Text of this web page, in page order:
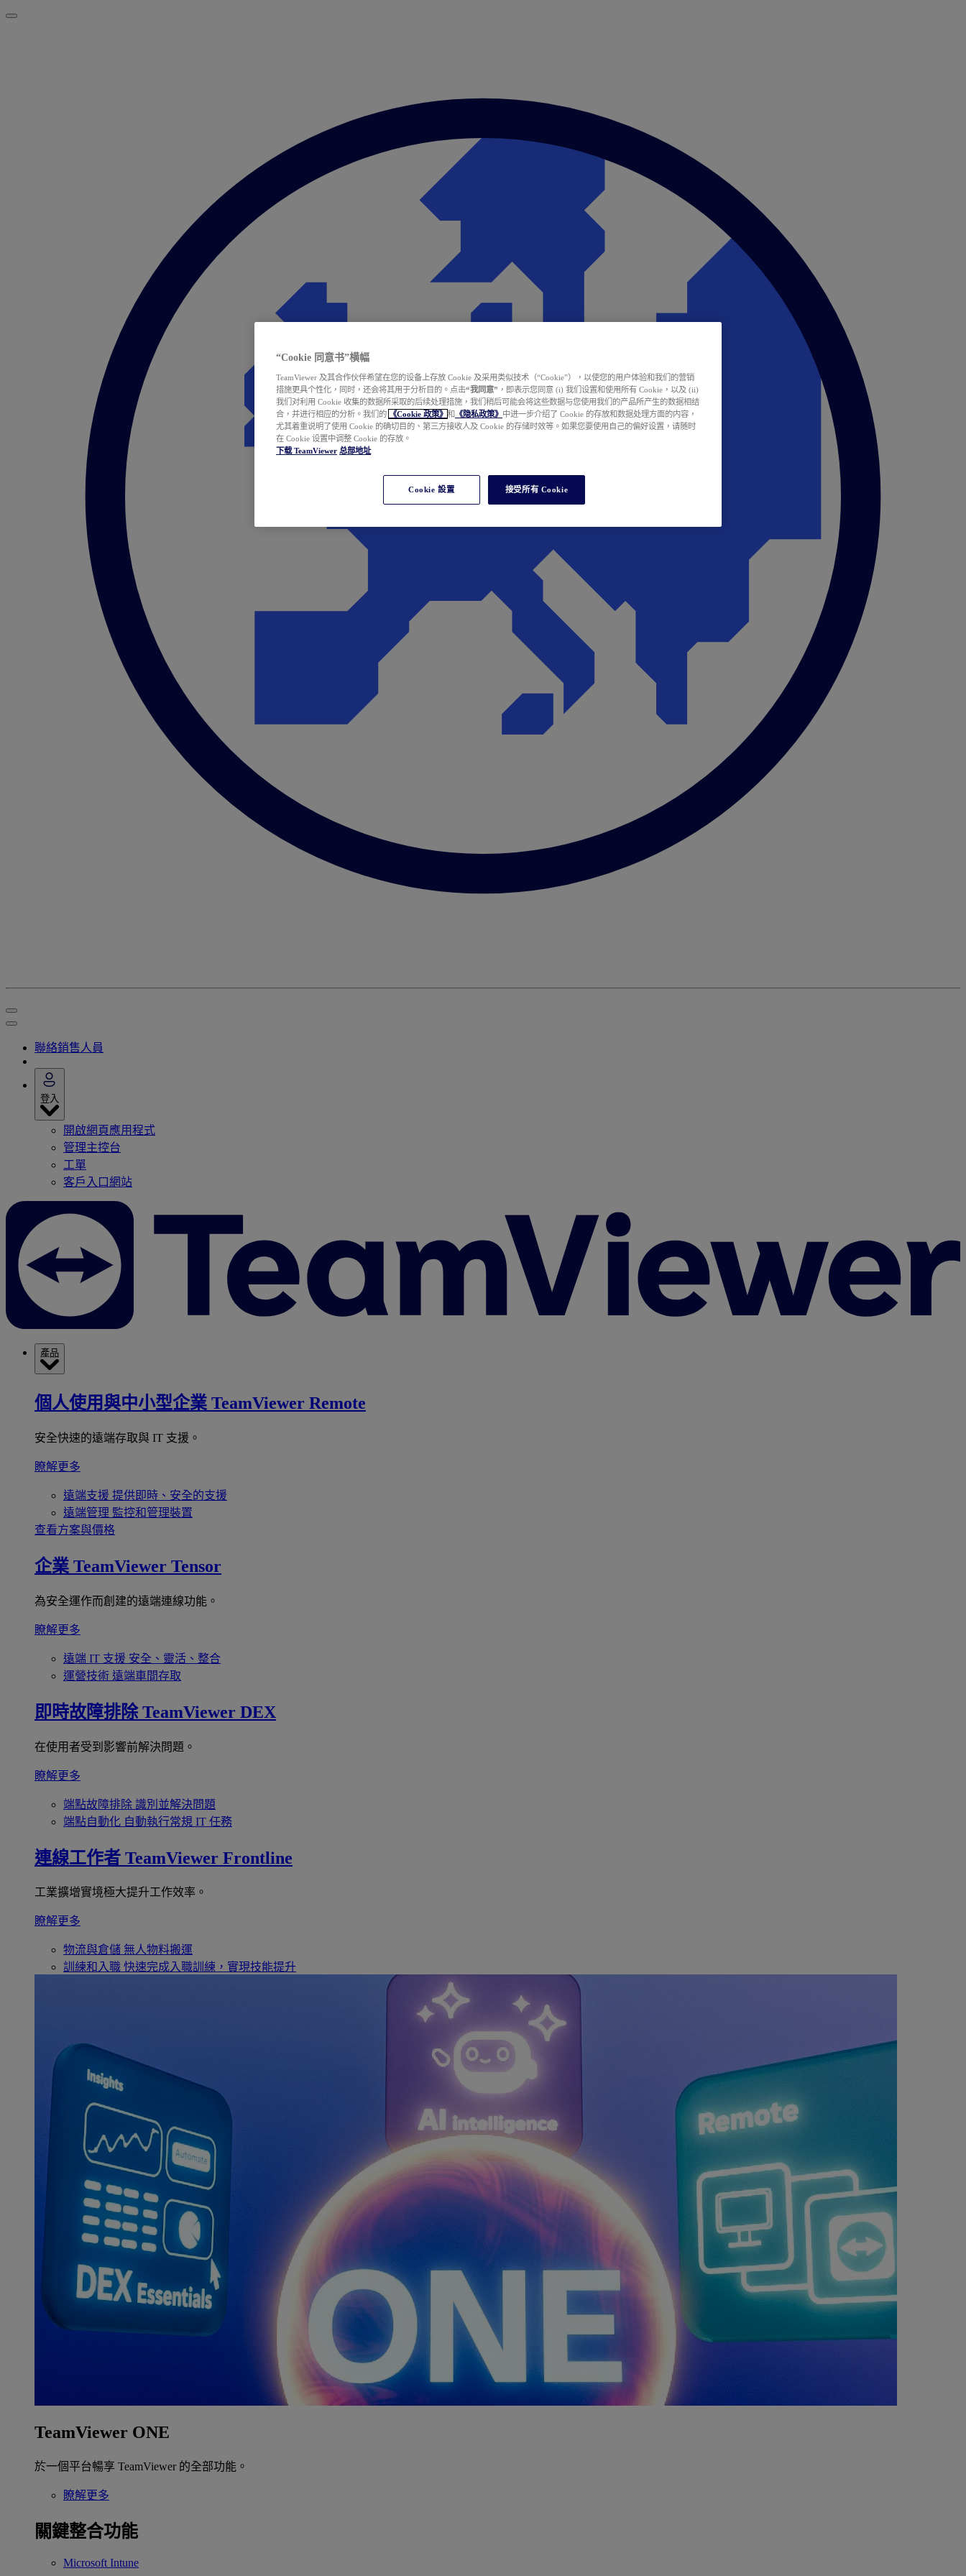
聯絡銷售人員
登入
開啟網頁應用程式
管理主控台
工單
客戶入口網站
產品
個人使用與中小型企業 TeamViewer Remote
安全快速的遠端存取與 IT 支援。
瞭解更多
遠端支援 提供即時、安全的支援
遠端管理 監控和管理裝置
查看方案與價格
企業 TeamViewer Tensor
為安全運作而創建的遠端連線功能。
瞭解更多
遠端 IT 支援 安全、靈活、整合
運營技術 遠端車間存取
即時故障排除 TeamViewer DEX
在使用者受到影響前解決問題。
瞭解更多
端點故障排除 識別並解決問題
端點自動化 自動執行常規 IT 任務
連線工作者 TeamViewer Frontline
工業擴增實境極大提升工作效率。
瞭解更多
物流與倉儲 無人物料搬運
訓練和入職 快速完成入職訓練，實現技能提升
TeamViewer ONE
於一個平台暢享 TeamViewer 的全部功能。
瞭解更多
關鍵整合功能
Microsoft Intune
“Cookie 同意书”横幅
TeamViewer 及其合作伙伴希望在您的设备上存放 Cookie 及采用类似技术（“Cookie”），以使您的用户体验和我们的营销
措施更具个性化，同时，还会将其用于分析目的。点击“我同意” ，即表示您同意 (i) 我们设置和使用所有 Cookie，以及 (ii)
我们对利用 Cookie 收集的数据所采取的后续处理措施，我们稍后可能会将这些数据与您使用我们的产品所产生的数据相结
合，并进行相应的分析。我们的
《Cookie 政策》 和 《隐私政策》 中进一步介绍了 Cookie 的存放和数据处理方面的内容，
尤其着重说明了使用 Cookie 的确切目的、第三方接收人及 Cookie 的存储时效等。如果您要使用自己的偏好设置，请随时
在 Cookie 设置中调整 Cookie 的存放。
下载 TeamViewer 总部地址
Cookie 設置 接受所有 Cookie